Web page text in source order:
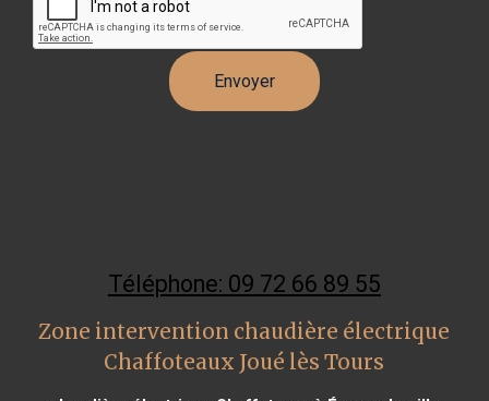
Téléphone: 09 72 66 89 55
Zone intervention chaudière électrique
Chaffoteaux Joué lès Tours